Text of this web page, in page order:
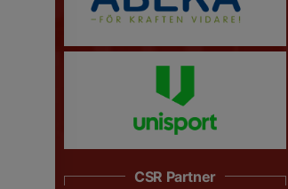
CSR Partner